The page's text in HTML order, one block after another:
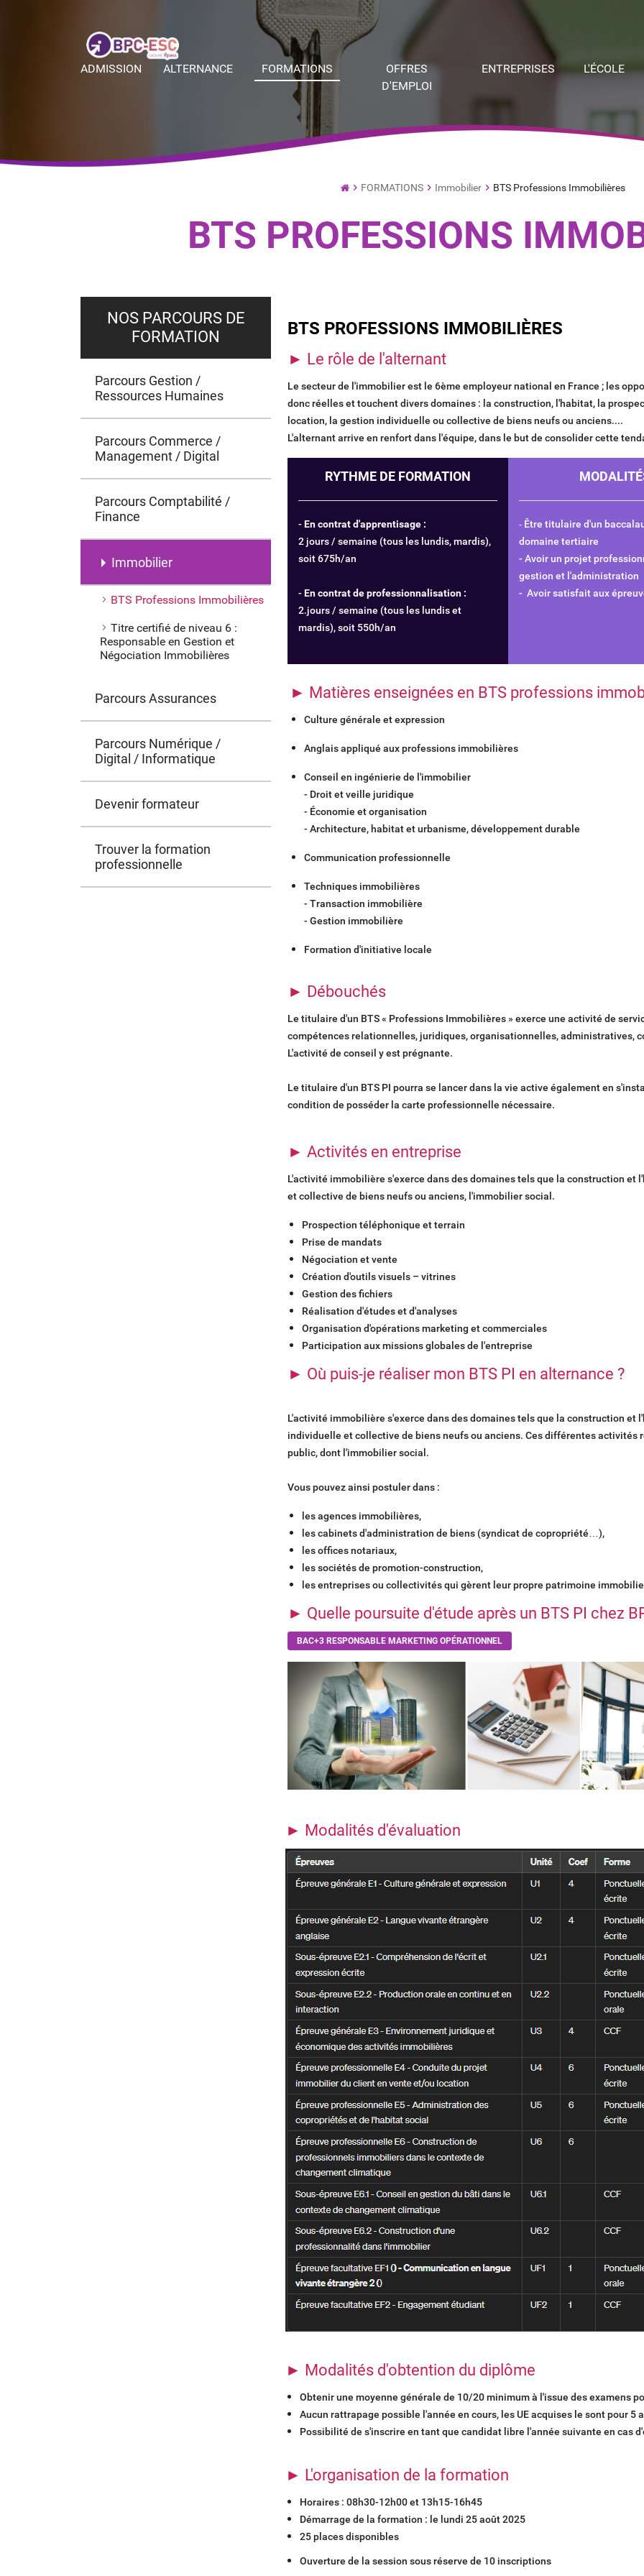
ADMISSION ALTERNANCE FORMATIONS
OFFRES
D'EMPLOI
ENTREPRISES L'ÉCOLE
par
Alternance
FORMATIONS Immobilier BTS Professions Immobilières
BTS PROFESSIONS
BTS PROFESSIONS IMMOBILIÈRES
► Le rôle de l'alternant
Le secteur de l'immobilier est le 6ème employeur national en France ; les
donc réelles et touchent divers domaines : la construction, l'habitat, la
location, la gestion individuelle ou collective de biens neufs ou anciens....
L'alternant arrive en renfort dans l'équipe, dans le but de consolider cette
RYTHME DE FORMATION
- En contrat d'apprentisage :
2 jours / semaine (tous les lundis, mardis),
soit 675h/an
- En contrat de professionnalisation :
2.jours / semaine (tous les lundis et
mardis), soit 550h/an
- Être titulaire d'un
domaine tertiaire
- Avoir un projet
gestion et l'administration
- Avoir satisfait aux
► Matières enseignées en BTS professions
Culture générale et expression
Anglais appliqué aux professions immobilières
Conseil en ingénierie de l'immobilier
- Droit et veille juridique
- Économie et organisation
- Architecture, habitat et urbanisme, développement durable
Communication professionnelle
Techniques immobilières
- Transaction immobilière
- Gestion immobilière
Formation d'initiative locale
► Débouchés
Le titulaire d'un BTS « Professions Immobilières » exerce une activité de
compétences relationnelles, juridiques, organisationnelles, administratives,
L'activité de conseil y est prégnante.
Le titulaire d'un BTS PI pourra se lancer dans la vie active également en
condition de posséder la carte professionnelle nécessaire.
► Activités en entreprise
L'activité immobilière s'exerce dans des domaines tels que la construction
et collective de biens neufs ou anciens, l'immobilier social.
Prospection téléphonique et terrain
Prise de mandats
Négociation et vente
Création d'outils visuels – vitrines
Gestion des fichiers
Réalisation d'études et d'analyses
Organisation d'opérations marketing et commerciales
Participation aux missions globales de l'entreprise
► Où puis-je réaliser mon BTS PI en alternance ?
L'activité immobilière s'exerce dans des domaines tels que la construction
individuelle et collective de biens neufs ou anciens. Ces différentes activités
public, dont l'immobilier social.
Vous pouvez ainsi postuler dans :
les agences immobilières,
les cabinets d'administration de biens (syndicat de copropriété…),
les offices notariaux,
les sociétés de promotion-construction,
les entreprises ou collectivités qui gèrent leur propre patrimoine
► Quelle poursuite d'étude après un BTS PI chez
BAC+3 RESPONSABLE MARKETING OPÉRATIONNEL
► Modalités d'évaluation
► Modalités d'obtention du diplôme
Obtenir une moyenne générale de 10/20 minimum à l'issue des examens
Aucun rattrapage possible l'année en cours, les UE acquises le sont pour 5
Possibilité de s'inscrire en tant que candidat libre l'année suivante en cas
► L'organisation de la formation
Horaires : 08h30-12h00 et 13h15-16h45
Démarrage de la formation : le lundi 25 août 2025
25 places disponibles
Ouverture de la session sous réserve de 10 inscriptions
NOS PARCOURS DE
FORMATION
Parcours Gestion /
Ressources Humaines
Parcours Commerce /
Management / Digital
Parcours Comptabilité /
Finance
Immobilier
BTS Professions Immobilières
Titre certifié de niveau 6 :
Responsable en Gestion et
Négociation Immobilières
Parcours Assurances
Parcours Numérique /
Digital / Informatique
Devenir formateur
Trouver la formation
professionnelle